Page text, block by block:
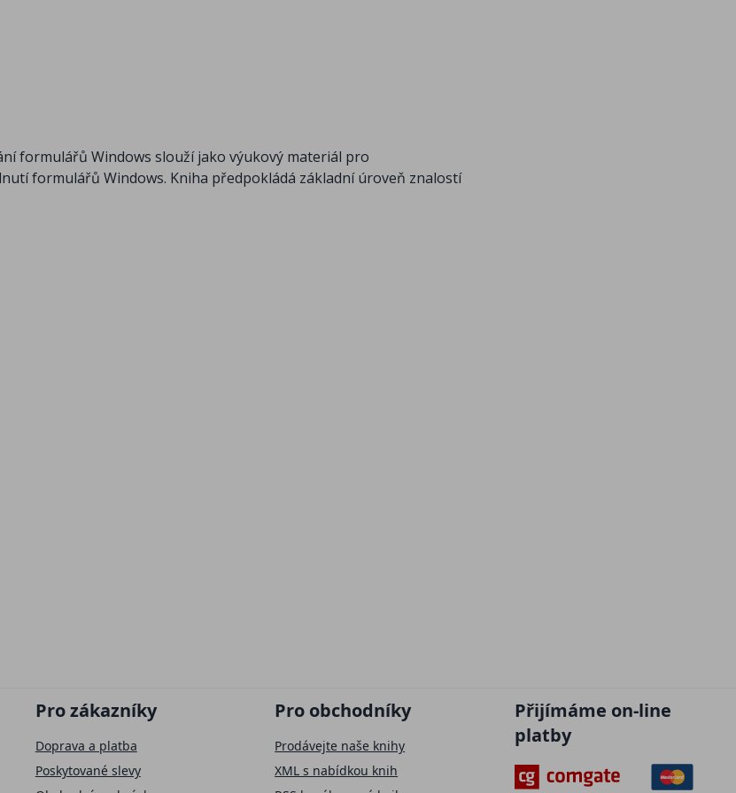
formulářů Windows slouží jako výukový materiál pro
formulářů Windows. Kniha předpokládá základní úroveň znalostí
Pro zákazníky
Doprava a platba
Poskytované slevy
Pro obchodníky
Prodávejte naše knihy
XML s nabídkou knih
Přijímáme on-line
platby